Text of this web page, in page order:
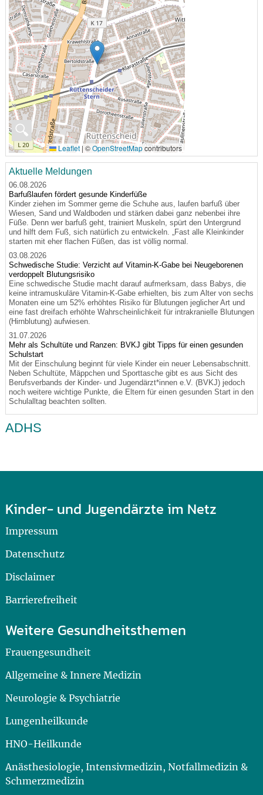
🔍
Leaflet | ©OpenStreetMapcontributors
Aktuelle Meldungen
06.08.2026
Barfußlaufen fördert gesunde Kinderfüße
Kinder ziehen im Sommer gerne die Schuhe aus, laufen barfuß über
Wiesen, Sand und Waldboden und stärken dabei ganz nebenbei ihre
Füße. Denn wer barfuß geht, trainiert Muskeln, spürt den Untergrund
und hilft dem Fuß, sich natürlich zu entwickeln. „Fast alle Kleinkinder
starten mit eher flachen Füßen, das ist völlig normal.
03.08.2026
Schwedische Studie: Verzicht auf Vitamin-K-Gabe bei Neugeborenen
verdoppelt Blutungsrisiko
Eine schwedische Studie macht darauf aufmerksam, dass Babys, die
keine intramuskuläre Vitamin-K-Gabe erhielten, bis zum Alter von sechs
Monaten eine um 52% erhöhtes Risiko für Blutungen jeglicher Art und
eine fast dreifach erhöhte Wahrscheinlichkeit für intrakranielle Blutungen
(Hirnblutung) aufwiesen.
31.07.2026
Mehr als Schultüte und Ranzen: BVKJ gibt Tipps für einen gesunden
Schulstart
Mit der Einschulung beginnt für viele Kinder ein neuer Lebensabschnitt.
Neben Schultüte, Mäppchen und Sporttasche gibt es aus Sicht des
Berufsverbands der Kinder- und Jugendärzt*innen e.V. (BVKJ) jedoch
noch weitere wichtige Punkte, die Eltern für einen gesunden Start in den
Schulalltag beachten sollten.
ADHS
Kinder- und Jugendärzte im Netz
Impressum
Datenschutz
Disclaimer
Barrierefreiheit
Weitere Gesundheitsthemen
Frauengesundheit
Allgemeine & Innere Medizin
Neurologie & Psychiatrie
Lungenheilkunde
HNO-Heilkunde
Anästhesiologie, Intensivmedizin, Notfallmedizin &
Schmerzmedizin